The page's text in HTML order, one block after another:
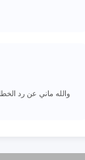
والله ماني عن رد